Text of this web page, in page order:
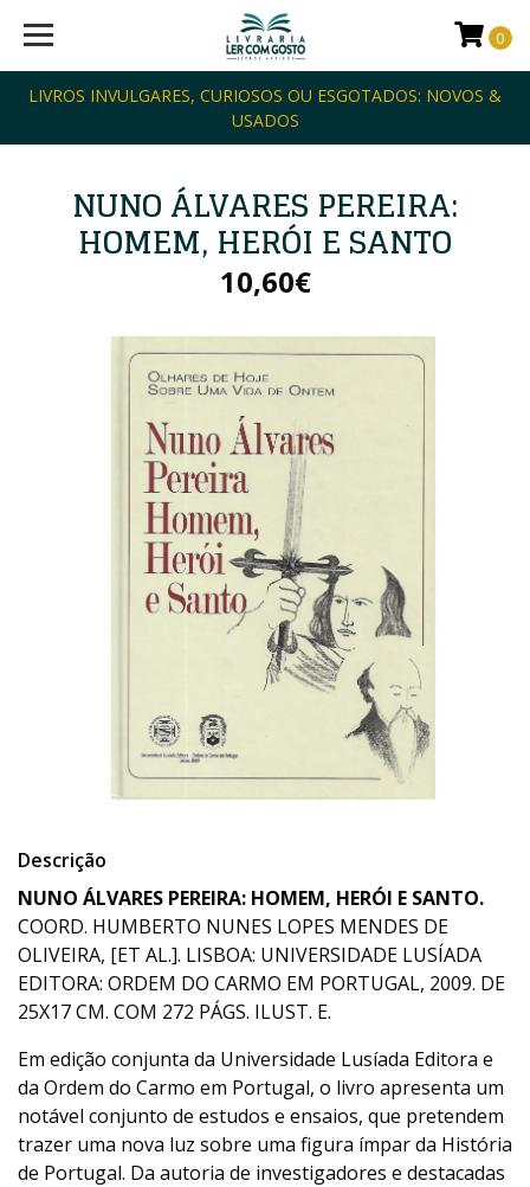
LIVROS INVULGARES, CURIOSOS OU ESGOTADOS: NOVOS &
USADOS
0
NUNO ÁLVARES PEREIRA:
HOMEM, HERÓI E SANTO
10,60€
Descrição
NUNO ÁLVARES PEREIRA: HOMEM, HERÓI E SANTO.
COORD. HUMBERTO NUNES LOPES MENDES DE
OLIVEIRA, [ET AL.]. LISBOA: UNIVERSIDADE LUSÍADA
EDITORA: ORDEM DO CARMO EM PORTUGAL, 2009. DE
25X17 CM. COM 272 PÁGS. ILUST. E.
Em edição conjunta da Universidade Lusíada Editora e
da Ordem do Carmo em Portugal, o livro apresenta um
notável conjunto de estudos e ensaios, que pretendem
trazer uma nova luz sobre uma figura ímpar da História
de Portugal. Da autoria de investigadores e destacadas